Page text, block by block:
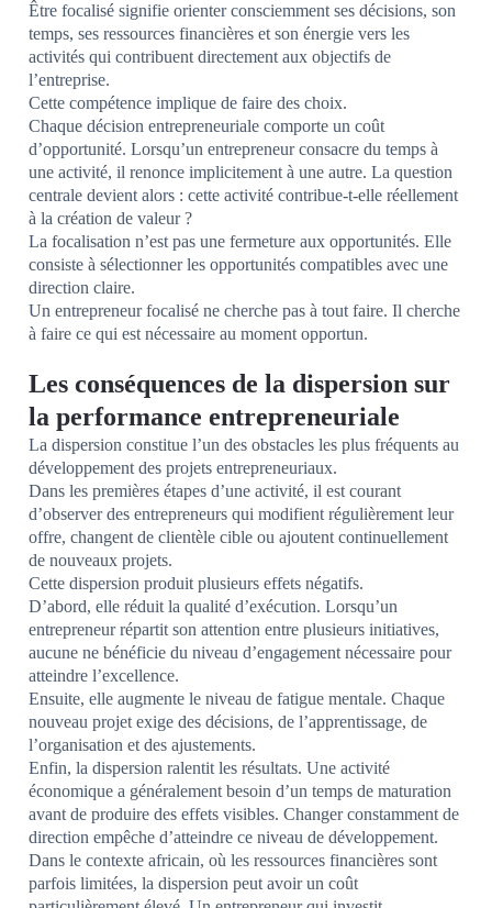
Être focalisé signifie orienter consciemment ses décisions, son
temps, ses ressources financières et son énergie vers les
activités qui contribuent directement aux objectifs de
l’entreprise.
Cette compétence implique de faire des choix.
Chaque décision entrepreneuriale comporte un coût
d’opportunité. Lorsqu’un entrepreneur consacre du temps à
une activité, il renonce implicitement à une autre. La question
centrale devient alors : cette activité contribue-t-elle réellement
à la création de valeur ?
La focalisation n’est pas une fermeture aux opportunités. Elle
consiste à sélectionner les opportunités compatibles avec une
direction claire.
Un entrepreneur focalisé ne cherche pas à tout faire. Il cherche
à faire ce qui est nécessaire au moment opportun.
Les conséquences de la dispersion sur
la performance entrepreneuriale
La dispersion constitue l’un des obstacles les plus fréquents au
développement des projets entrepreneuriaux.
Dans les premières étapes d’une activité, il est courant
d’observer des entrepreneurs qui modifient régulièrement leur
offre, changent de clientèle cible ou ajoutent continuellement
de nouveaux projets.
Cette dispersion produit plusieurs effets négatifs.
D’abord, elle réduit la qualité d’exécution. Lorsqu’un
entrepreneur répartit son attention entre plusieurs initiatives,
aucune ne bénéficie du niveau d’engagement nécessaire pour
atteindre l’excellence.
Ensuite, elle augmente le niveau de fatigue mentale. Chaque
nouveau projet exige des décisions, de l’apprentissage, de
l’organisation et des ajustements.
Enfin, la dispersion ralentit les résultats. Une activité
économique a généralement besoin d’un temps de maturation
avant de produire des effets visibles. Changer constamment de
direction empêche d’atteindre ce niveau de développement.
Dans le contexte africain, où les ressources financières sont
parfois limitées, la dispersion peut avoir un coût